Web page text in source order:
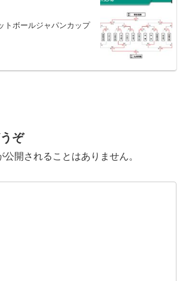
トボールジャパンカップ
ぞ
公開されることはありません。